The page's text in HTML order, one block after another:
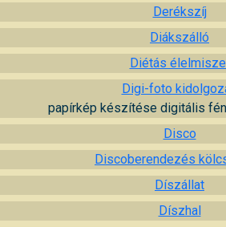
Derékszíj
Diákszálló
Diétás
Digi-foto
papírkép készítése digitális
Disco
Discoberendezés
Díszállat
Díszhal